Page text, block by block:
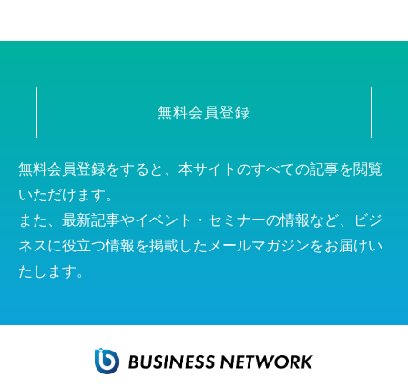
無料会員登録
無料会員登録をすると、本サイトのすべての記事を閲覧
いただけます。
また、最新記事やイベント・セミナーの情報など、ビジ
ネスに役立つ情報を掲載したメールマガジンをお届けい
たします。